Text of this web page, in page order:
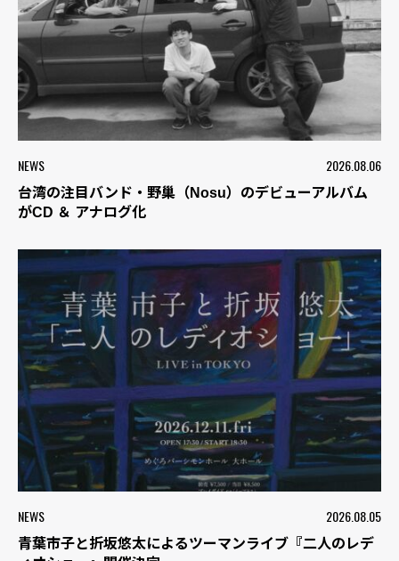
NEWS 2026.08.06
台湾の注目バンド・野巢（Nosu）のデビューアルバム
がCD ＆ アナログ化
NEWS 2026.08.05
青葉市子と折坂悠太によるツーマンライブ『二人のレデ